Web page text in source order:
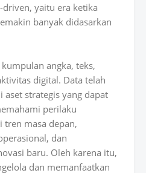
driven, yaitu era ketika
banyak didasarkan
angka, teks,
digital. Data telah
strategis yang dapat
perilaku
tren masa depan,
dan
baru. Oleh karena itu,
dan memanfaatkan